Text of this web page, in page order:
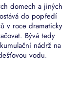
domech a jiných
do popředí
v roce dramaticky
Bývá tedy
nádrž na
vodu.